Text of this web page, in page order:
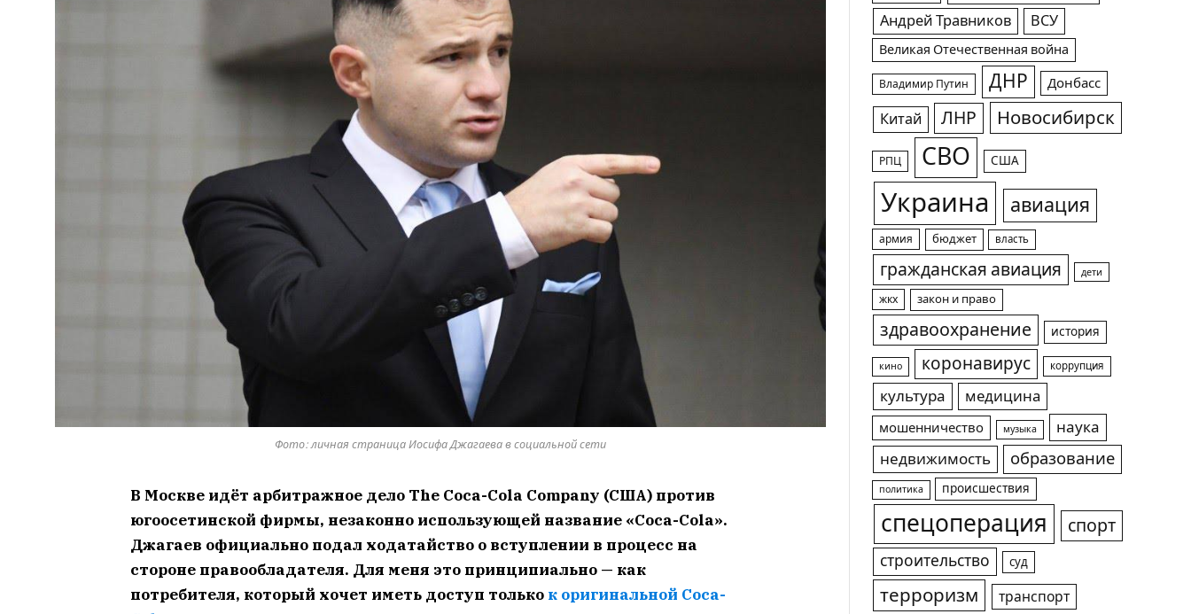
Фото: личная страница Иосифа Джагаева в социальной сети
В Москве идёт арбитражное дело The Coca-Cola Company (США) против
югоосетинской фирмы, незаконно использующей название «Coca-Cola».
Джагаев официально подал ходатайство о вступлении в процесс на
стороне правообладателя. Для меня это принципиально — как
потребителя, который хочет иметь доступ только к оригинальной Coca-
Андрей Травников ВСУ
Великая Отечественная война
Владимир Путин ДНР Донбасс
Китай ЛНР Новосибирск
РПЦ СВО США
Украина авиация
армия бюджет власть
гражданская авиация дети
жкх закон и право
здравоохранение история
кино коронавирус коррупция
культура медицина
мошенничество музыка
наука
недвижимость
образование
политика происшествия
спецоперация спорт
строительство суд
терроризм транспорт